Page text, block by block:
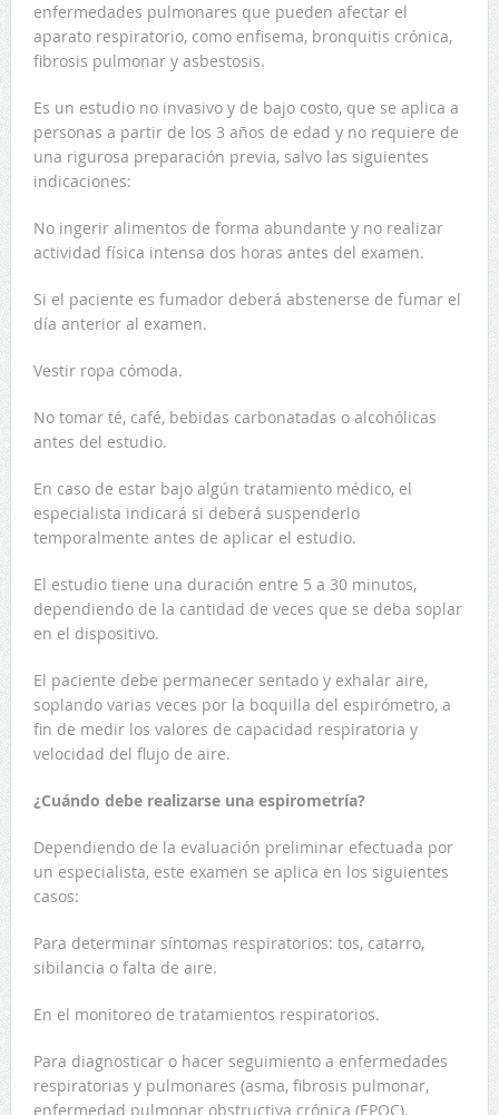
enfermedades pulmonares que pueden afectar el
aparato respiratorio, como enfisema, bronquitis crónica,
fibrosis pulmonar y asbestosis.
Es un estudio no invasivo y de bajo costo, que se aplica a
personas a partir de los 3 años de edad y no requiere de
una rigurosa preparación previa, salvo las siguientes
indicaciones:
No ingerir alimentos de forma abundante y no realizar
actividad física intensa dos horas antes del examen.
Si el paciente es fumador deberá abstenerse de fumar el
día anterior al examen.
Vestir ropa cómoda.
No tomar té, café, bebidas carbonatadas o alcohólicas
antes del estudio.
En caso de estar bajo algún tratamiento médico, el
especialista indicará si deberá suspenderlo
temporalmente antes de aplicar el estudio.
El estudio tiene una duración entre 5 a 30 minutos,
dependiendo de la cantidad de veces que se deba soplar
en el dispositivo.
El paciente debe permanecer sentado y exhalar aire,
soplando varias veces por la boquilla del espirómetro, a
fin de medir los valores de capacidad respiratoria y
velocidad del flujo de aire.
¿Cuándo debe realizarse una espirometría?
Dependiendo de la evaluación preliminar efectuada por
un especialista, este examen se aplica en los siguientes
casos:
Para determinar síntomas respiratorios: tos, catarro,
sibilancia o falta de aire.
En el monitoreo de tratamientos respiratorios.
Para diagnosticar o hacer seguimiento a enfermedades
respiratorias y pulmonares (asma, fibrosis pulmonar,
enfermedad pulmonar obstructiva crónica (EPOC).